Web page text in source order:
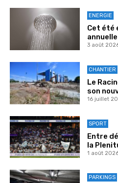
ENERGIE
Cet été
3 août
CHANTIER
Le
son
16 juillet
SPORT
Entre
la
1 août
PARKINGS